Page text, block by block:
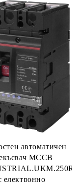
автоматичен
MCCB
електронно